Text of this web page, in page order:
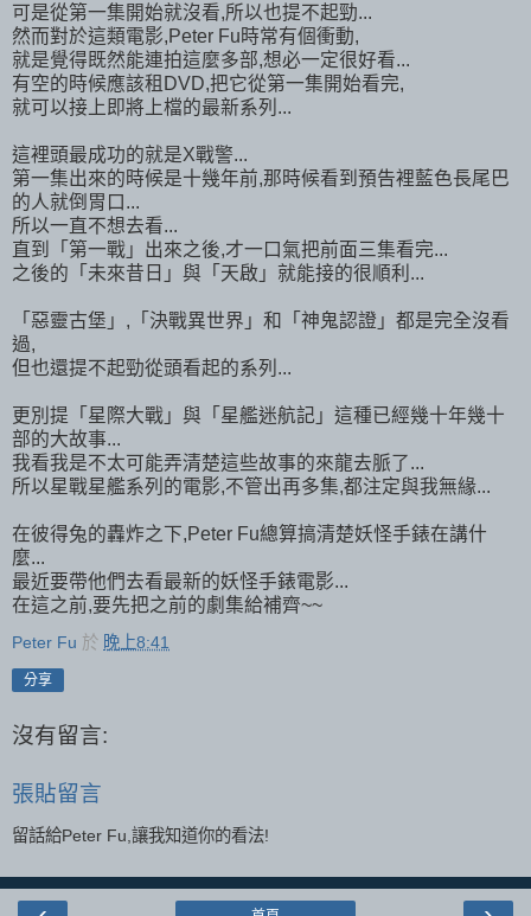
可是從第一集開始就沒看,所以也提不起勁...
然而對於這類電影,Peter Fu時常有個衝動,
就是覺得既然能連拍這麼多部,想必一定很好看...
有空的時候應該租DVD,把它從第一集開始看完,
就可以接上即將上檔的最新系列...
這裡頭最成功的就是X戰警...
第一集出來的時候是十幾年前,那時候看到預告裡藍色長尾巴
的人就倒胃口...
所以一直不想去看...
直到「第一戰」出來之後,才一口氣把前面三集看完...
之後的「未來昔日」與「天啟」就能接的很順利...
「惡靈古堡」,「決戰異世界」和「神鬼認證」都是完全沒看
過,
但也還提不起勁從頭看起的系列...
更別提「星際大戰」與「星艦迷航記」這種已經幾十年幾十
部的大故事...
我看我是不太可能弄清楚這些故事的來龍去脈了...
所以星戰星艦系列的電影,不管出再多集,都注定與我無緣...
在彼得兔的轟炸之下,Peter Fu總算搞清楚妖怪手錶在講什
麼...
最近要帶他們去看最新的妖怪手錶電影...
在這之前,要先把之前的劇集給補齊~~
Peter Fu 於 晚上8:41
分享
沒有留言:
張貼留言
留話給Peter Fu,讓我知道你的看法!